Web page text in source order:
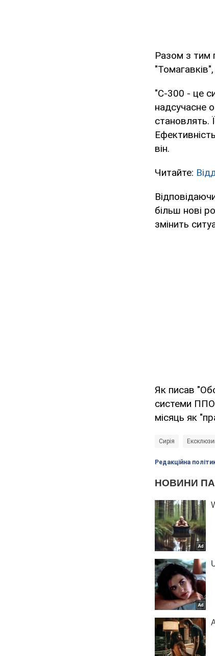
Разом з тим
"С-300 - це
надсучасне
становлять.
він.
Читайте:
більш нові
змінить
Як писав
системи ППО
місяць як
Сирія
Редакційна